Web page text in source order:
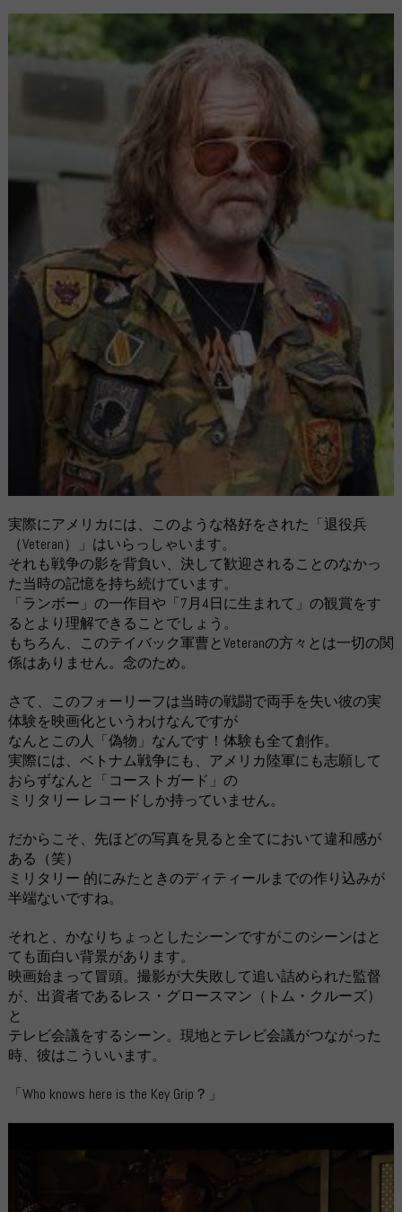
実際にアメリカには、このような格好をされた「退役兵
（Veteran）」はいらっしゃいます。
それも戦争の影を背負い、決して歓迎されることのなかっ
た当時の記憶を持ち続けています。
「ランボー」の一作目や「7月4日に生まれて」の観賞をす
るとより理解できることでしょう。
もちろん、このテイバック軍曹とVeteranの方々とは一切の関
係はありません。念のため。
さて、このフォーリーフは当時の戦闘で両手を失い彼の実
体験を映画化というわけなんですが
なんとこの人「偽物」なんです！体験も全て創作。
実際には、ベトナム戦争にも、アメリカ陸軍にも志願して
おらずなんと「コーストガード」の
ミリタリー レコードしか持っていません。
だからこそ、先ほどの写真を見ると全てにおいて違和感が
ある（笑）
ミリタリー 的にみたときのディティールまでの作り込みが
半端ないですね。
それと、かなりちょっとしたシーンですがこのシーンはと
ても面白い背景があります。
映画始まって冒頭。撮影が大失敗して追い詰められた監督
が、出資者であるレス・グロースマン（トム・クルーズ）
と
テレビ会議をするシーン。現地とテレビ会議がつながった
時、彼はこういいます。
「Who knows here is the Key Grip？」